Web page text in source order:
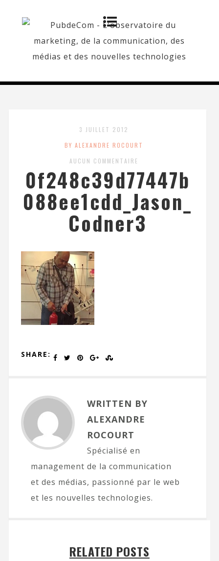
3 JUILLET 2012
BY ALEXANDRE ROCOURT
AUCUN COMMENTAIRE
0f248c39d77447b
088ee1cdd_Jason_
Codner3
SHARE:
WRITTEN BY
ALEXANDRE
ROCOURT
Spécialisé en
management de la communication
et des médias, passionné par le web
et les nouvelles technologies.
RELATED POSTS